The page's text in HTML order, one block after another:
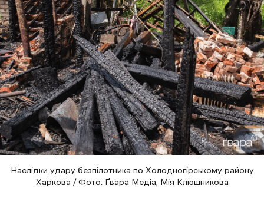
Наслідки удару безпілотника по Холодногірському району
Харкова / Фото: Ґвара Медіа, Мія Клюшникова